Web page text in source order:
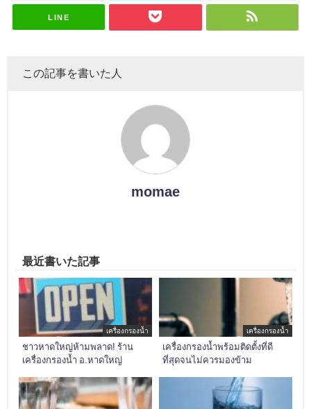
LINE
この記事を書いた人
momae
最近書いた記事
เครื่องกรองน้ำ
ชาวหาดใหญ่ห้ามพลาด! ร้าน
เครื่องกรองน้ำ อ.หาดใหญ่
เครื่องกรองน้ำ
เครื่องกรองน้ำพร้อมติดตั้งที่ดี
ที่สุดจนไม่ควรมองข้าม